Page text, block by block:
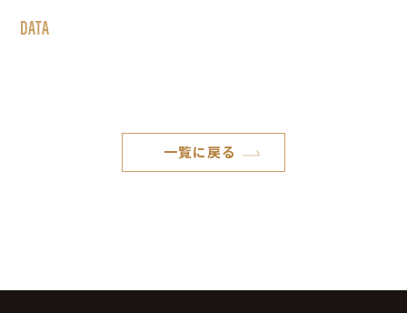
DATA
一覧に戻る